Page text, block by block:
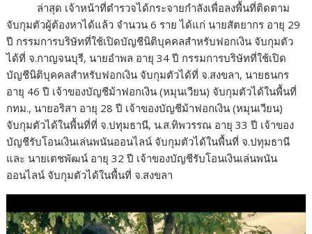
ล่าสุด เจ้าหน้าที่ตำรวจได้กระจายกำลังเพื่อลงพื้นที่ติดตาม
จับกุมตัวผู้ต้องหาได้แล้ว จำนวน 6 ราย ได้แก่ นายสัตยากร อายุ 29
ปี กรรมการบริษัทที่ใช้เปิดบัญชีนิติบุคคลสำหรับฟอกเงิน จับกุมตัว
ได้ที่ จ.กาญจนบุรี, นายอำพล อายุ 34 ปี กรรมการบริษัทที่ใช้เปิด
บัญชีนิติบุคคลสำหรับฟอกเงิน จับกุมตัวได้ที่ จ.สงขลา, นายธนกร
อายุ 46 ปี เจ้าของบัญชีม้าฟอกเงิน (หมุนเวียน) จับกุมตัวได้ในพื้นที่
กทม., นายอริสา อายุ 28 ปี เจ้าของบัญชีม้าฟอกเงิน (หมุนเวียน)
จับกุมตัวได้ในพื้นที่ที่ จ.ปทุมธานี, น.ส.ทิพวรรณ อายุ 33 ปี เจ้าของ
บัญชีรับโอนเงินเล่นพนันออนไลน์ จับกุมตัวได้ในพื้นที่ จ.ปทุมธานี
และ นายเตชพัฒน์ อายุ 32 ปี เจ้าของบัญชีรับโอนเงินเล่นพนัน
ออนไลน์ จับกุมตัวได้ในพื้นที่ จ.สงขลา